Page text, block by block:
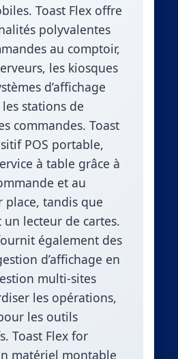
Toast Flex offre
polyvalentes
au comptoir,
les kiosques
d’affichage
stations de
commandes. Toast
POS portable,
à table grâce à
et au
place, tandis que
un lecteur de cartes.
également des
d’affichage en
multi-sites
les opérations,
les outils
Toast Flex for
matériel montable